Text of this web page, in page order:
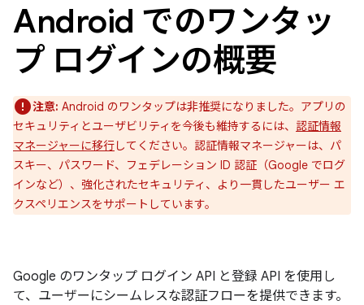
Android でのワンタッ
プ ログインの概要
注意: Android のワンタップは非推奨になりました。アプリの
セキュリティとユーザビリティを今後も維持するには、 認証情報
マネージャーに移行してください。認証情報マネージャーは、パ
スキー、パスワード、フェデレーション ID 認証（Google でログ
インなど）、強化されたセキュリティ、より一貫したユーザー エ
クスペリエンスをサポートしています。
Google のワンタップ ログイン API と登録 API を使用し
て、ユーザーにシームレスな認証フローを提供できます。